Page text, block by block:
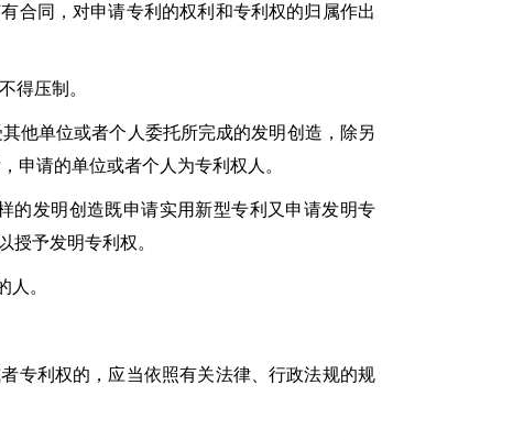
同，对申请专利的权利和专利权的归属作出
得压制。
单位或者个人委托所完成的发明创造，除另
申请的单位或者个人为专利权人。
发明创造既申请实用新型专利又申请发明专
授予发明专利权。
。
利权的，应当依照有关法律、行政法规的规